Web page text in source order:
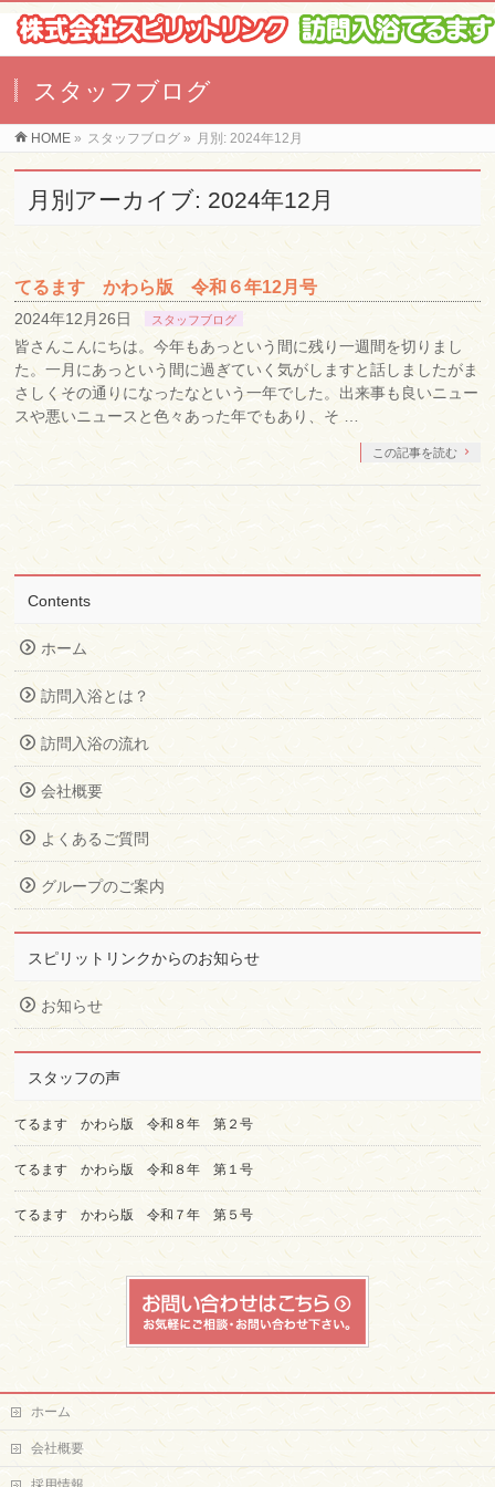
スタッフブログ
HOME » スタッフブログ » 月別: 2024年12月
月別アーカイブ: 2024年12月
てるます かわら版 令和６年12月号
2024年12月26日 スタッフブログ
皆さんこんにちは。今年もあっという間に残り一週間を切りまし
た。一月にあっという間に過ぎていく気がしますと話しましたがま
さしくその通りになったなという一年でした。出来事も良いニュー
スや悪いニュースと色々あった年でもあり、そ …
この記事を読む
Contents
ホーム
訪問入浴とは？
訪問入浴の流れ
会社概要
よくあるご質問
グループのご案内
スピリットリンクからのお知らせ
お知らせ
スタッフの声
てるます かわら版 令和８年 第２号
てるます かわら版 令和８年 第１号
てるます かわら版 令和７年 第５号
ホーム
会社概要